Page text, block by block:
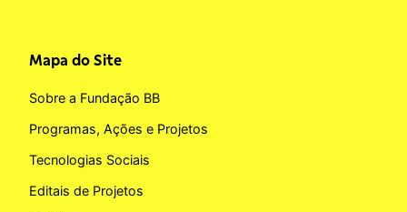
Mapa do Site
Sobre a Fundação BB
Programas, Ações e Projetos
Tecnologias Sociais
Editais de Projetos